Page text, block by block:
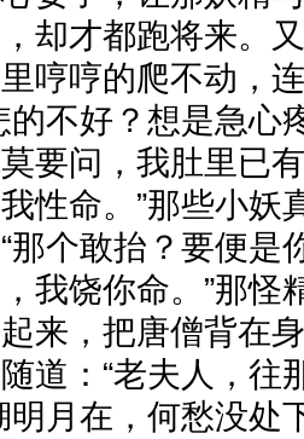
却才都跑将来。
哼哼的爬不动，
的不好？想是急心
要问，我肚里已
性命。”那些小妖
那个敢抬？要便是
我饶你命。”那怪
来，把唐僧背在
道：“老夫人，往
明月在，何愁没处